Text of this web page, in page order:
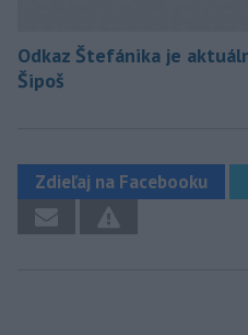
Odkaz Štefánika je
Šipoš
Zdieľaj na Facebooku